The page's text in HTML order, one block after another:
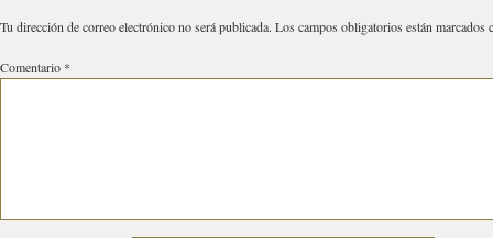
Tu dirección de correo electrónico no será publicada. Los campos obligatorios están marcados
Comentario *